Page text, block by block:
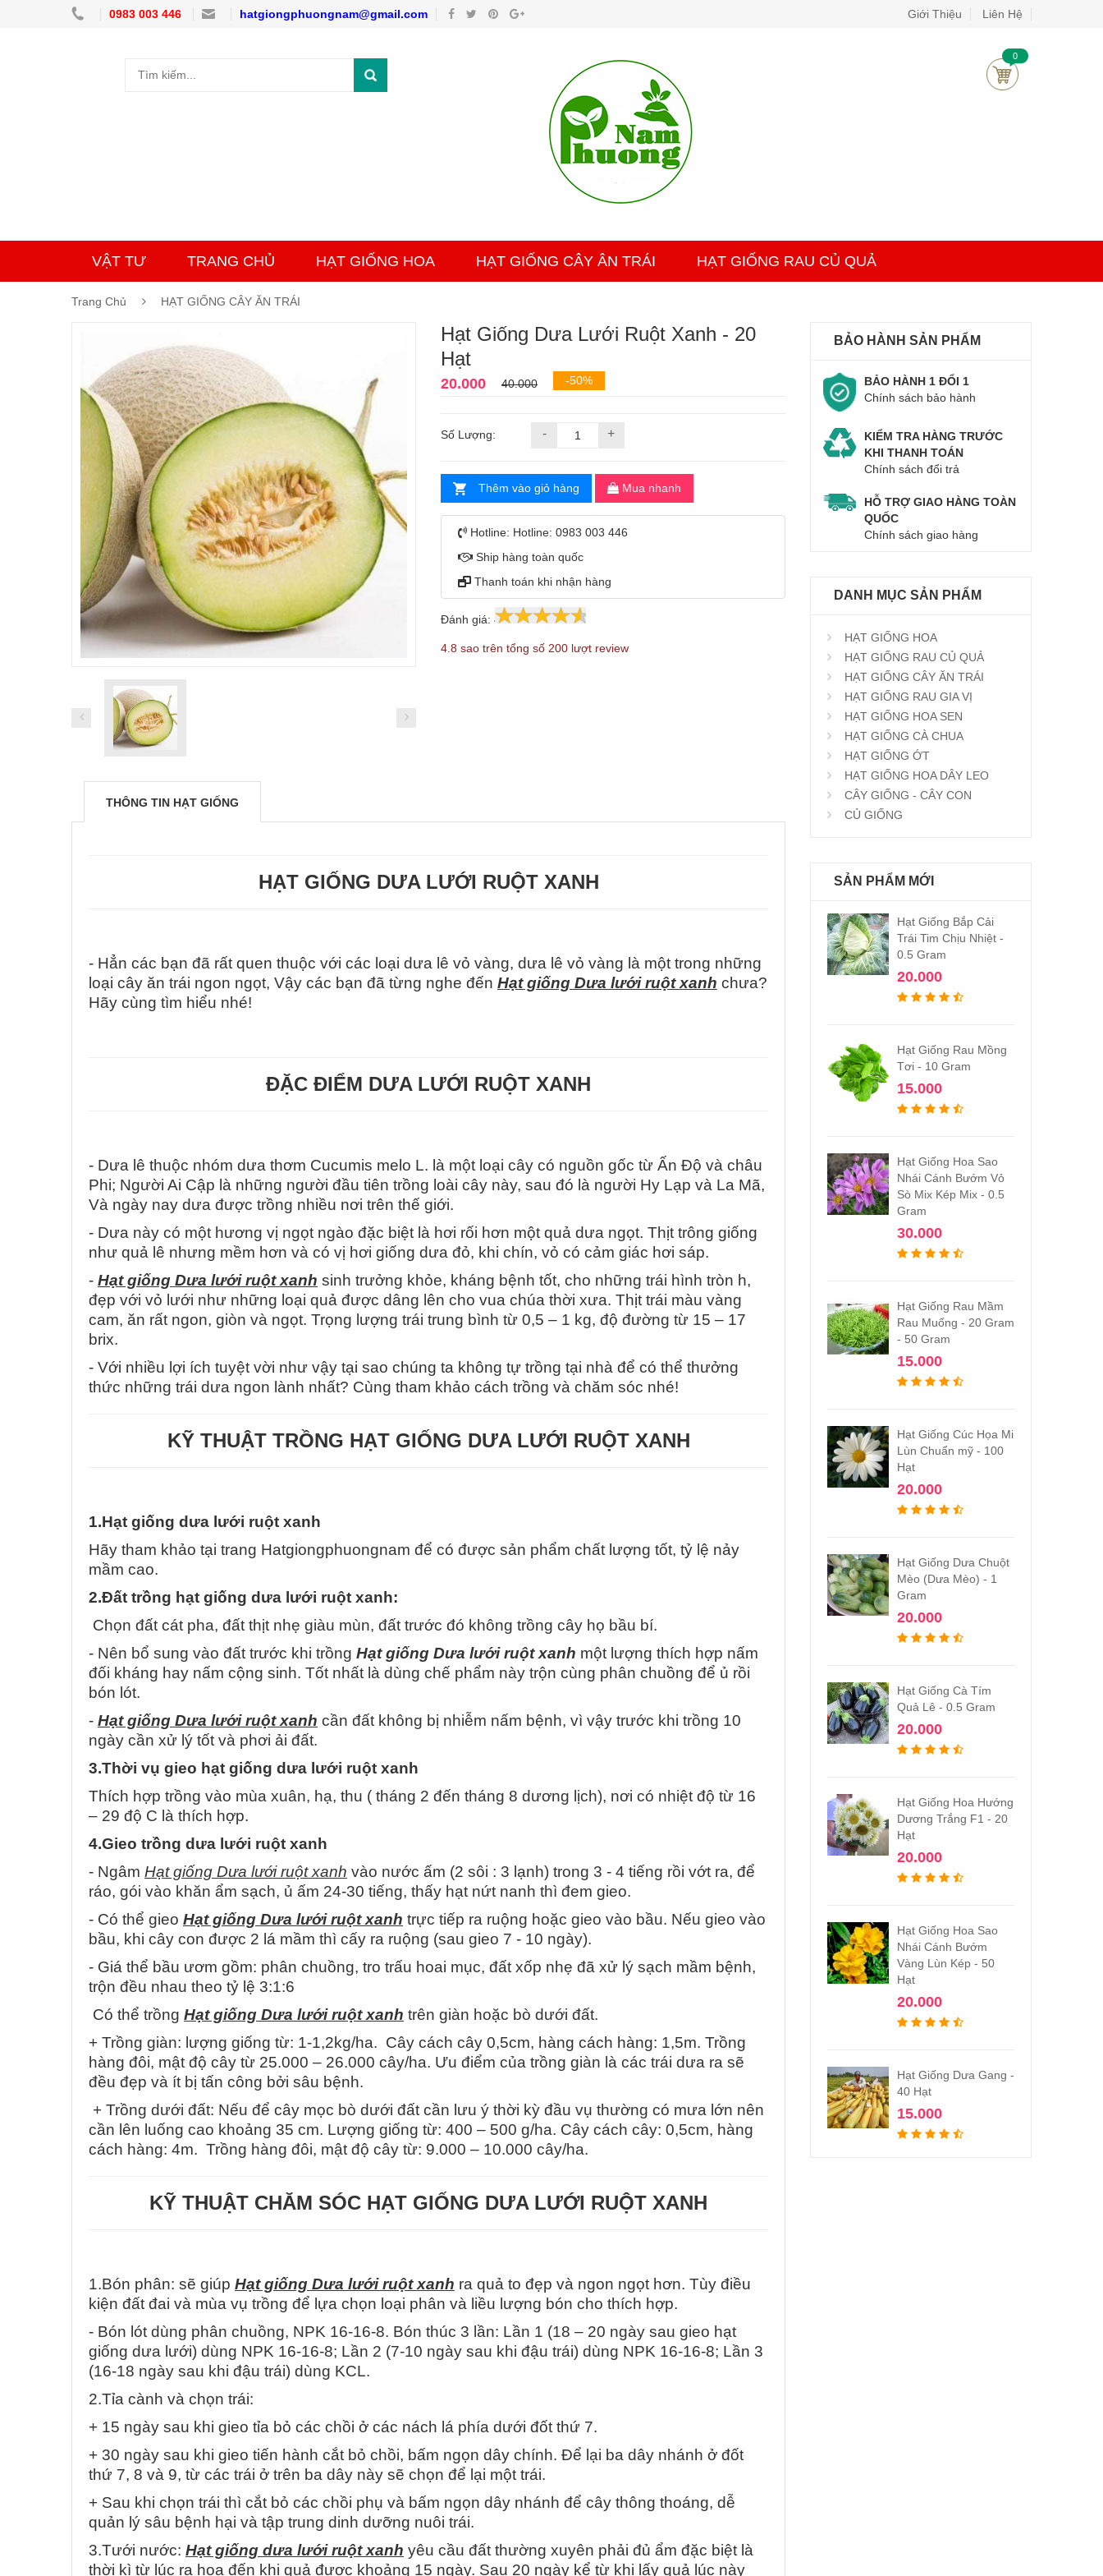
0983 003 446 hatgiongphuongnam@gmail.com Giới Thiệu Liên Hệ
0
VẬT TƯ TRANG CHỦ HẠT GIỐNG HOA HẠT GIỐNG CÂY ÂN TRÁI HẠT GIỐNG RAU CỦ QUẢ
Trang Chủ HẠT GIỐNG CÂY ĂN TRÁI
Hạt Giống Dưa Lưới Ruột Xanh - 20
Hạt
20.000 40.000 -50%
Số Lượng: - +
Thêm vào giỏ hàng Mua nhanh
Hotline: Hotline: 0983 003 446
Ship hàng toàn quốc
Thanh toán khi nhận hàng
Đánh giá: 4.8 200
4.8 sao trên tổng số 200 lượt review
THÔNG TIN HẠT GIỐNG
HẠT GIỐNG DƯA LƯỚI RUỘT XANH
- Hẳn các bạn đã rất quen thuộc với các loại dưa lê vỏ vàng, dưa lê vỏ vàng là một trong những
loại cây ăn trái ngon ngọt, Vậy các bạn đã từng nghe đến Hạt giống Dưa lưới ruột xanh chưa?
Hãy cùng tìm hiểu nhé!
ĐẶC ĐIỂM DƯA LƯỚI RUỘT XANH
- Dưa lê thuộc nhóm dưa thơm Cucumis melo L. là một loại cây có nguồn gốc từ Ấn Độ và châu
Phi; Người Ai Cập là những người đầu tiên trồng loài cây này, sau đó là người Hy Lạp và La Mã,
Và ngày nay dưa được trồng nhiều nơi trên thế giới.
- Dưa này có một hương vị ngọt ngào đặc biệt là hơi rối hơn một quả dưa ngọt. Thịt trông giống
như quả lê nhưng mềm hơn và có vị hơi giống dưa đỏ, khi chín, vỏ có cảm giác hơi sáp.
- Hạt giống Dưa lưới ruột xanh sinh trưởng khỏe, kháng bệnh tốt, cho những trái hình tròn h,
đẹp với vỏ lưới như những loại quả được dâng lên cho vua chúa thời xưa. Thịt trái màu vàng
cam, ăn rất ngon, giòn và ngọt. Trọng lượng trái trung bình từ 0,5 – 1 kg, độ đường từ 15 – 17
brix.
- Với nhiều lợi ích tuyệt vời như vậy tại sao chúng ta không tự trồng tại nhà để có thể thưởng
thức những trái dưa ngon lành nhất? Cùng tham khảo cách trồng và chăm sóc nhé!
KỸ THUẬT TRỒNG HẠT GIỐNG DƯA LƯỚI RUỘT XANH
1.Hạt giống dưa lưới ruột xanh
Hãy tham khảo tại trang Hatgiongphuongnam để có được sản phẩm chất lượng tốt, tỷ lệ nảy
mầm cao.
2.Đất trồng hạt giống dưa lưới ruột xanh:
Chọn đất cát pha, đất thịt nhẹ giàu mùn, đất trước đó không trồng cây họ bầu bí.
- Nên bổ sung vào đất trước khi trồng Hạt giống Dưa lưới ruột xanh một lượng thích hợp nấm
đối kháng hay nấm cộng sinh. Tốt nhất là dùng chế phẩm này trộn cùng phân chuồng để ủ rồi
bón lót.
- Hạt giống Dưa lưới ruột xanh cần đất không bị nhiễm nấm bệnh, vì vậy trước khi trồng 10
ngày cần xử lý tốt và phơi ải đất.
3.Thời vụ gieo hạt giống dưa lưới ruột xanh
Thích hợp trồng vào mùa xuân, hạ, thu ( tháng 2 đến tháng 8 dương lịch), nơi có nhiệt độ từ 16
– 29 độ C là thích hợp.
4.Gieo trồng dưa lưới ruột xanh
- Ngâm Hạt giống Dưa lưới ruột xanh vào nước ấm (2 sôi : 3 lạnh) trong 3 - 4 tiếng rồi vớt ra, để
ráo, gói vào khăn ẩm sạch, ủ ấm 24-30 tiếng, thấy hạt nứt nanh thì đem gieo.
- Có thể gieo Hạt giống Dưa lưới ruột xanh trực tiếp ra ruộng hoặc gieo vào bầu. Nếu gieo vào
bầu, khi cây con được 2 lá mầm thì cấy ra ruộng (sau gieo 7 - 10 ngày).
- Giá thể bầu ươm gồm: phân chuồng, tro trấu hoai mục, đất xốp nhẹ đã xử lý sạch mầm bệnh,
trộn đều nhau theo tỷ lệ 3:1:6
Có thể trồng Hạt giống Dưa lưới ruột xanh trên giàn hoặc bò dưới đất.
+ Trồng giàn: lượng giống từ: 1-1,2kg/ha. Cây cách cây 0,5cm, hàng cách hàng: 1,5m. Trồng
hàng đôi, mật độ cây từ 25.000 – 26.000 cây/ha. Ưu điểm của trồng giàn là các trái dưa ra sẽ
đều đẹp và ít bị tấn công bởi sâu bệnh.
+ Trồng dưới đất: Nếu để cây mọc bò dưới đất cần lưu ý thời kỳ đầu vụ thường có mưa lớn nên
cần lên luống cao khoảng 35 cm. Lượng giống từ: 400 – 500 g/ha. Cây cách cây: 0,5cm, hàng
cách hàng: 4m. Trồng hàng đôi, mật độ cây từ: 9.000 – 10.000 cây/ha.
KỸ THUẬT CHĂM SÓC HẠT GIỐNG DƯA LƯỚI RUỘT XANH
1.Bón phân: sẽ giúp Hạt giống Dưa lưới ruột xanh ra quả to đẹp và ngon ngọt hơn. Tùy điều
kiện đất đai và mùa vụ trồng để lựa chọn loại phân và liều lượng bón cho thích hợp.
- Bón lót dùng phân chuồng, NPK 16-16-8. Bón thúc 3 lần: Lần 1 (18 – 20 ngày sau gieo hạt
giống dưa lưới) dùng NPK 16-16-8; Lần 2 (7-10 ngày sau khi đậu trái) dùng NPK 16-16-8; Lần 3
(16-18 ngày sau khi đậu trái) dùng KCL.
2.Tỉa cành và chọn trái:
+ 15 ngày sau khi gieo tỉa bỏ các chồi ở các nách lá phía dưới đốt thứ 7.
+ 30 ngày sau khi gieo tiến hành cắt bỏ chồi, bấm ngọn dây chính. Để lại ba dây nhánh ở đốt
thứ 7, 8 và 9, từ các trái ở trên ba dây này sẽ chọn để lại một trái.
+ Sau khi chọn trái thì cắt bỏ các chồi phụ và bấm ngọn dây nhánh để cây thông thoáng, dễ
quản lý sâu bệnh hại và tập trung dinh dưỡng nuôi trái.
3.Tưới nước: Hạt giống dưa lưới ruột xanh yêu cầu đất thường xuyên phải đủ ẩm đặc biệt là
thời kì từ lúc ra hoa đến khi quả được khoảng 15 ngày. Sau 20 ngày kể từ khi lấy quả lúc này
BẢO HÀNH SẢN PHẨM
BẢO HÀNH 1 ĐỔI 1
Chính sách bảo hành
KIỂM TRA HÀNG TRƯỚC
KHI THANH TOÁN
Chính sách đổi trả
HỖ TRỢ GIAO HÀNG TOÀN
QUỐC
Chính sách giao hàng
DANH MỤC SẢN PHẨM
HẠT GIỐNG HOA
HẠT GIỐNG RAU CỦ QUẢ
HẠT GIỐNG CÂY ĂN TRÁI
HẠT GIỐNG RAU GIA VỊ
HẠT GIỐNG HOA SEN
HẠT GIỐNG CÀ CHUA
HẠT GIỐNG ỚT
HẠT GIỐNG HOA DÂY LEO
CÂY GIỐNG - CÂY CON
CỦ GIỐNG
SẢN PHẨM MỚI
Hạt Giống Bắp Cải
Trái Tim Chịu Nhiệt -
0.5 Gram
20.000
Hạt Giống Rau Mồng
Tơi - 10 Gram
15.000
Hạt Giống Hoa Sao
Nhái Cánh Bướm Vỏ
Sò Mix Kép Mix - 0.5
Gram
30.000
Hạt Giống Rau Mầm
Rau Muống - 20 Gram
- 50 Gram
15.000
Hạt Giống Cúc Họa Mi
Lùn Chuẩn mỹ - 100
Hạt
20.000
Hạt Giống Dưa Chuột
Mèo (Dưa Mèo) - 1
Gram
20.000
Hạt Giống Cà Tím
Quả Lê - 0.5 Gram
20.000
Hạt Giống Hoa Hướng
Dương Trắng F1 - 20
Hạt
20.000
Hạt Giống Hoa Sao
Nhái Cánh Bướm
Vàng Lùn Kép - 50
Hạt
20.000
Hạt Giống Dưa Gang -
40 Hạt
15.000